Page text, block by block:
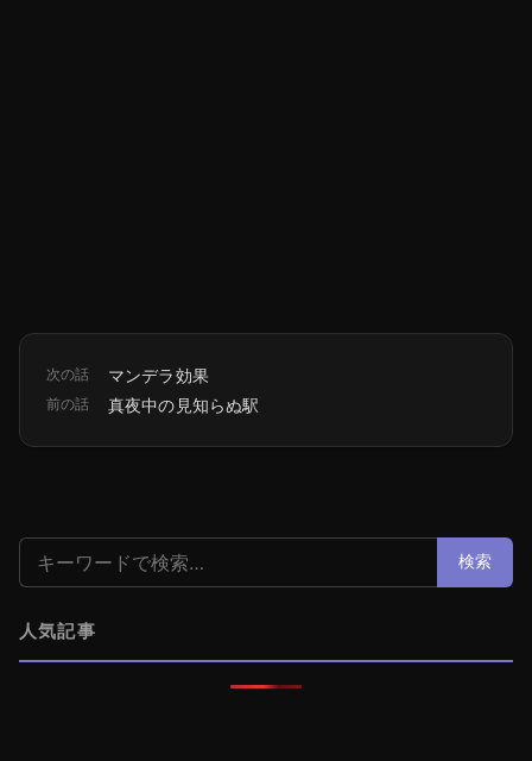
次の話 マンデラ効果
前の話 真夜中の見知らぬ駅
検索: 検索
人気記事